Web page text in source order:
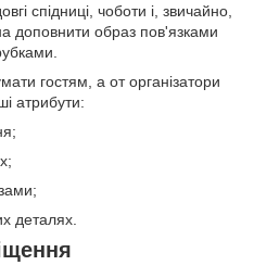
спідниці, чоботи і, звичайно,
доповнити образ пов'язками
гостям, а от організатори
атрибути:
деталях.